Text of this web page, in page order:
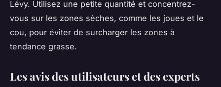
Lévy. Utilisez une petite quantité et concentrez-
vous sur les zones sèches, comme les joues et le
cou, pour éviter de surcharger les zones à
tendance grasse.
Les avis des utilisateurs et des experts